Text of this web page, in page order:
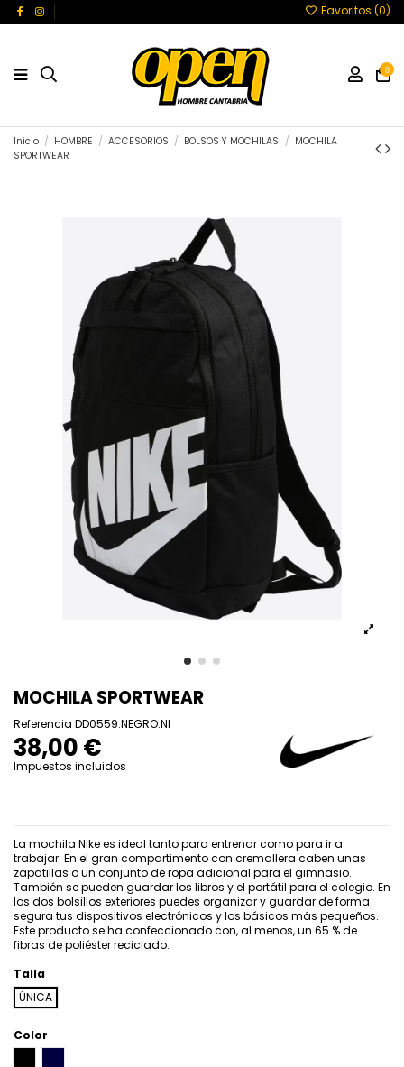
Favoritos (0)
0
Inicio HOMBRE ACCESORIOS BOLSOS Y MOCHILAS
MOCHILA
SPORTWEAR
MOCHILA SPORTWEAR
Referencia DD0559.NEGRO.NI
38,00 €
Impuestos incluidos
La mochila Nike es ideal tanto para entrenar como para ir a
trabajar. En el gran compartimento con cremallera caben unas
zapatillas o un conjunto de ropa adicional para el gimnasio.
También se pueden guardar los libros y el portátil para el colegio. En
los dos bolsillos exteriores puedes organizar y guardar de forma
segura tus dispositivos electrónicos y los básicos más pequeños.
Este producto se ha confeccionado con, al menos, un 65 % de
fibras de poliéster reciclado.
Talla
ÚNICA
Color